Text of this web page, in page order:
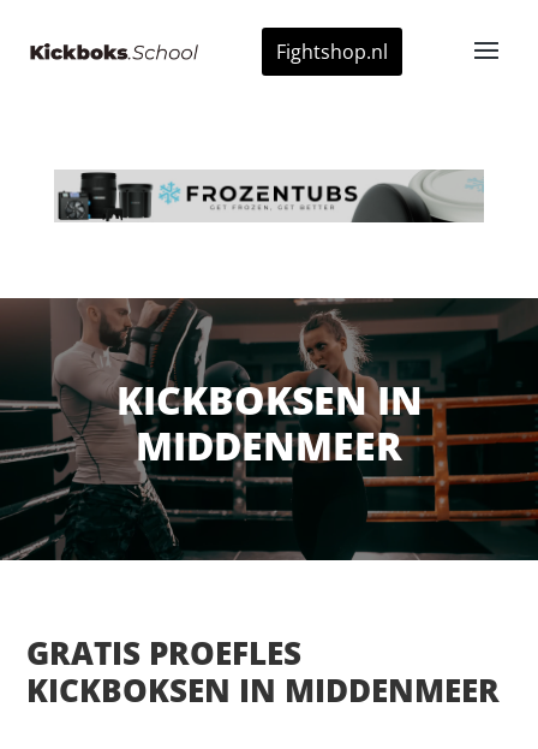
Fightshop.nl
KICKBOKSEN IN
MIDDENMEER
GRATIS PROEFLES
KICKBOKSEN IN MIDDENMEER